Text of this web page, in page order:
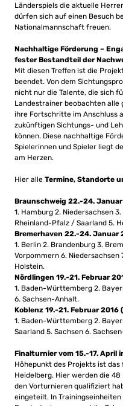
Länderspiels die aktuelle
dürfen sich auf einen Besuch
Nationalmannschaft freuen.
Nachhaltige Förderung –
fester Bestandteil der
Mit diesen Treffen ist die
beendet. Von dem
nicht nur die Talente, die sich
Landestrainer beobachten alle
ihre Fortschritte im Anschluss
zukünftigen Sichtungs- und
können. Diese nachhaltige
Spielerinnen und Spieler liegt
am Herzen.
Hier alle Termine, Standorte
Braunschweig 22.-24.
1. Hamburg 2. Niedersachsen
Rheinland-Pfalz / Saarland 5.
Bremerhaven 22.-24. Januar
1. Berlin 2. Brandenburg 3.
Vorpommern 6.
Holstein.
Nördlingen 19.-21. Februar
1. Baden-Württemberg 2.
6. Sachsen-Anhalt.
Koblenz 19.-21. Februar 2016
1. Baden-Württemberg 2.
Saarland 5. Sachsen 6.
Finalturnier vom 15.-17. April
Höhepunkt des Projekts ist
Heidelberg. Hier werden die
den Vorturnieren qualifiziert
eingeteilt. In